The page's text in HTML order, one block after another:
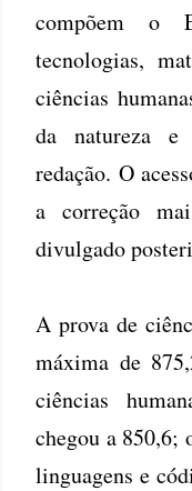
compõem o
tecnologias,
ciências
da natureza e
redação. O
a correção
divulgado
A prova de
máxima de
ciências
chegou a 850,6;
linguagens e